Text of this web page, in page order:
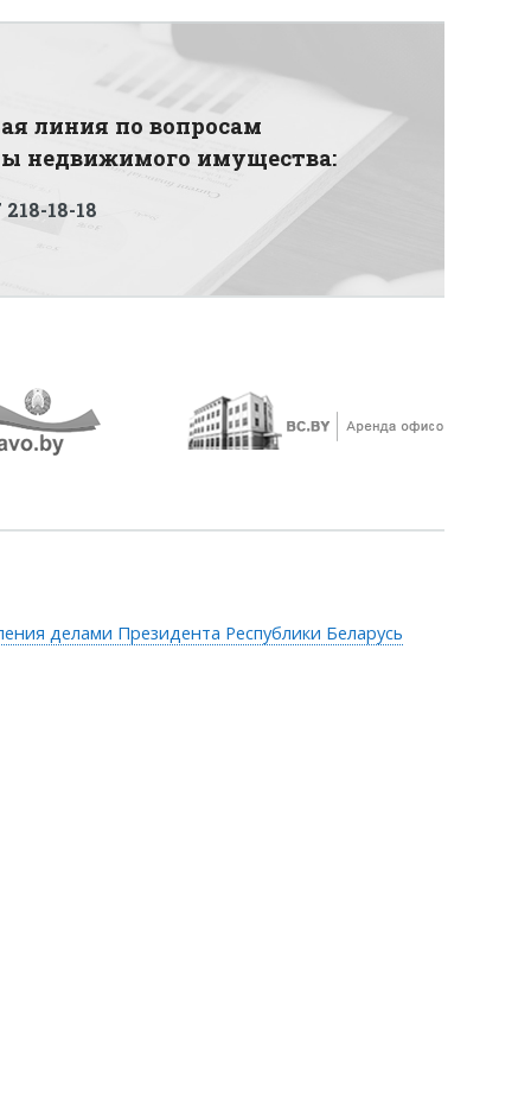
линия по вопросам
недвижимого имущества:
218-18-18
делами Президента Республики Беларусь